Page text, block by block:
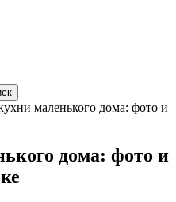
маленького дома: фото и
дома: фото и